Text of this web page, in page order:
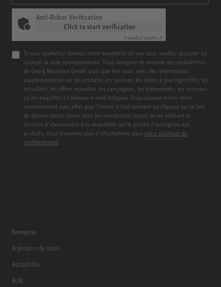
Anti-Robot Verification
Click to start verification
FriendlyCaptcha ⇗
Si vous souhaitez recevoir notre newsletter et son suivi, veuillez accepter en
cochant la case correspondante. Vous acceptez de recevoir des newsletters
de Georg Neumann GmbH, ainsi que leur suivi, avec des informations
supplémentaires sur les produits, les services, les mises à jour logicielles, les
actualités, les offres actuelles, les campagnes, les événements, les concours
ou les enquêtes à l’adresse e-mail indiquée. Vous pouvez retirer votre
consentement avec effet pour l’avenir à tout moment en cliquant sur le lien
de désinscription fourni dans les newsletters reçues ou en utilisant la
fonction d’abonnement à la newsletter sur le portail d’inscription aux
produits. Vous trouverez plus d’informations dans notre politique de
confidentialité
Entreprise
A propos de nous
Actualités
B2B